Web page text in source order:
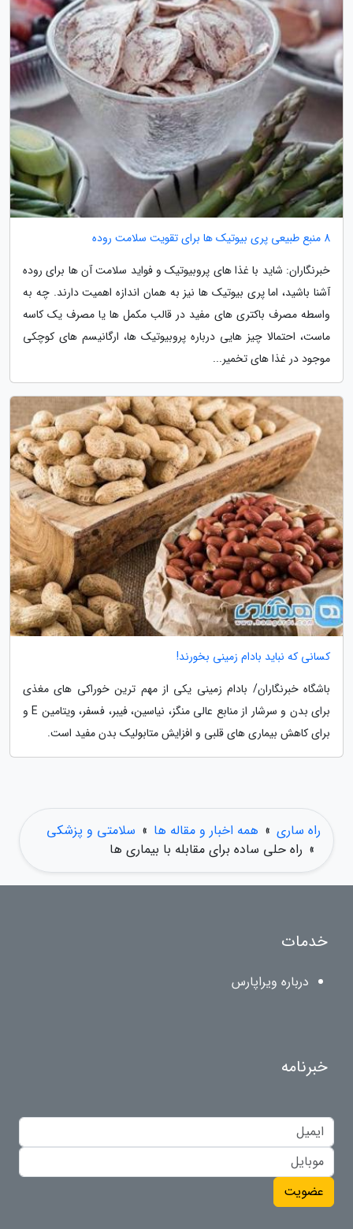
8 منبع طبیعی پری بیوتیک ها برای تقویت سلامت روده
خبرنگاران: شاید با غذا های پروبیوتیک و فواید سلامت آن ها برای روده
آشنا باشید، اما پری بیوتیک ها نیز به همان اندازه اهمیت دارند. چه به
واسطه مصرف باکتری های مفید در قالب مکمل ها یا مصرف یک کاسه
ماست، احتمالا چیز هایی درباره پروبیوتیک ها، ارگانیسم های کوچکی
موجود در غذا های تخمیر...
کسانی که نباید بادام زمینی بخورند!
باشگاه خبرنگاران/ بادام زمینی یکی از مهم ترین خوراکی های مغذی
برای بدن و سرشار از منابع عالی منگز، نیاسین، فیبر، فسفر، ویتامین E و
برای کاهش بیماری های قلبی و افزایش متابولیک بدن مفید است.
راه ساری » همه اخبار و مقاله ها » سلامتی و پزشکی
» راه حلی ساده برای مقابله با بیماری ها
خدمات
درباره ویراپارس
خبرنامه
عضویت